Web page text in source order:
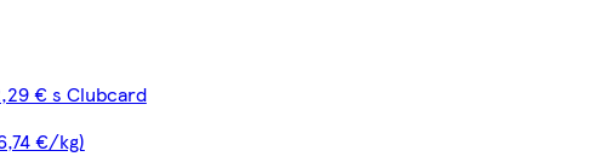
€ s Clubcard
€/kg)